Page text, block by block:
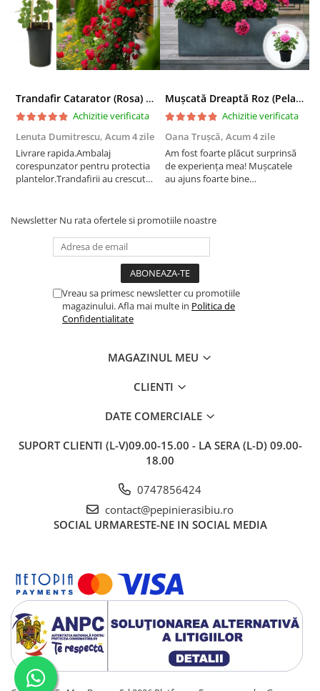
Trandafir Catarator (Rosa) Red Climber - 75cm
Achizitie verificata
Lenuta Dumitrescu, Acum 4 zile
Livrare rapida.Ambalaj
corespunzator pentru protectia
plantelor.Trandafirii au crescut
Mușcată Dreaptă Roz (Pelargonium Zonale)
Achizitie verificata
Oana Trușcă, Acum 4 zile
Am fost foarte plăcut surprinsă
de experiența mea! Mușcatele
au ajuns foarte bine
transportului. Se vede că au fost
Newsletter Nu rata ofertele si promotiile noastre
Vreau sa primesc newsletter cu promotiile
magazinului. Afla mai multe in Politica de
Confidentialitate
MAGAZINUL MEU
CLIENTI
DATE COMERCIALE
SUPORT CLIENTI (L-V)09.00-15.00 - LA SERA (L-D) 09.00-
18.00
0747856424
contact@pepinierasibiu.ro
SOCIAL URMARESTE-NE IN SOCIAL MEDIA